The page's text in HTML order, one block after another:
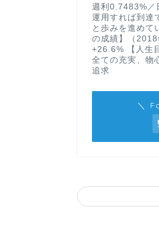
週利0.7483%／
運用すれば到達
と歩みを進めて
の成績】（
+26.6% 【人生
全ての充実、物
追求
＼